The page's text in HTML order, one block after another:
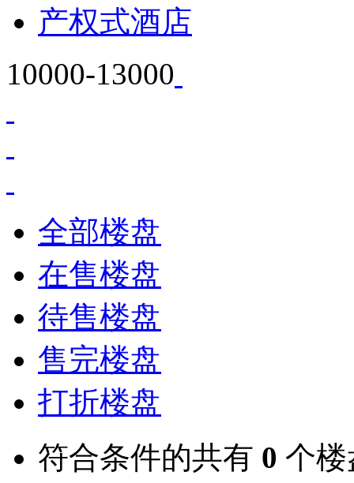
产权式酒店
10000-13000
全部楼盘
在售楼盘
待售楼盘
售完楼盘
打折楼盘
符合条件的共有 0 个楼